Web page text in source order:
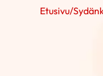
Etusivu/